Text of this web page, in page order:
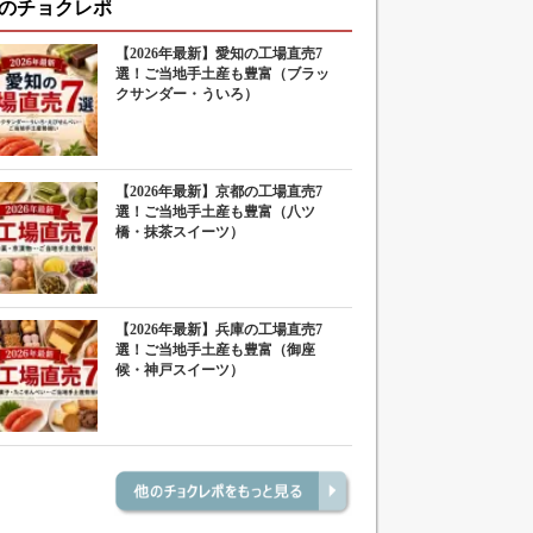
チョクレポ
【2026年最新】愛知の工場直売7
選！ご当地手土産も豊富（ブラッ
クサンダー・ういろ）
【2026年最新】京都の工場直売7
選！ご当地手土産も豊富（八ツ
橋・抹茶スイーツ）
【2026年最新】兵庫の工場直売7
選！ご当地手土産も豊富（御座
候・神戸スイーツ）